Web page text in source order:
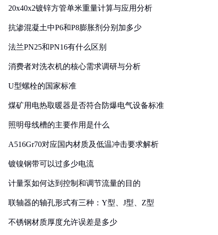
20x40x2镀锌方管单米重量计算与应用分析
抗渗混凝土中P6和P8膨胀剂分别加多少
法兰PN25和PN16有什么区别
消费者对洗衣机的核心需求调研与分析
U型螺栓的国家标准
煤矿用电热取暖器是否符合防爆电气设备标准
照明母线槽的主要作用是什么
A516Gr70对应国内材质及低温冲击要求解析
镀镍钢带可以过多少电流
计量泵如何达到控制和调节流量的目的
联轴器的轴孔形式有三种：Y型、J型、Z型
不锈钢材质厚度允许误差是多少